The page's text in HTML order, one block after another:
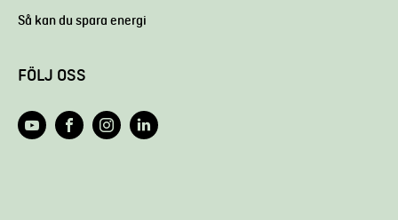
Så kan du spara energi
FÖLJ OSS